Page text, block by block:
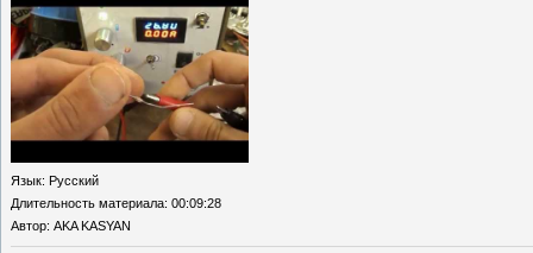
Язык: Русский
Длительность материала: 00:09:28
Автор: AKA KASYAN